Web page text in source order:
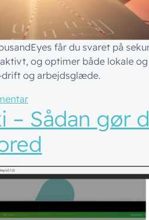
får du svaret på
og optimer både lokale
drift og arbejdsglæde.
til Er det applikationen
– Sådan gør